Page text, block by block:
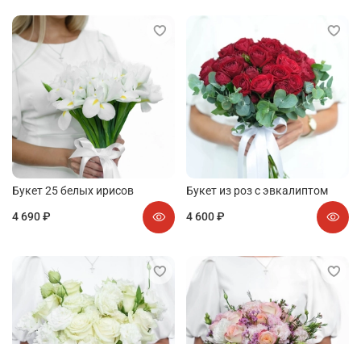
Букет 25 белых ирисов
4 690 ₽
Букет из роз с эвкалиптом
4 600 ₽